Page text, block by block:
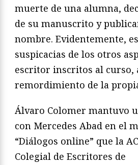
muerte de una alumna,
de su manuscrito y
nombre. Evidentemente,
suspicacias de los otros
escritor inscritos al curso,
remordimiento de la
Álvaro Colomer mantuvo
con Mercedes Abad en el
“Diálogos online” que la
Colegial de Escritores de